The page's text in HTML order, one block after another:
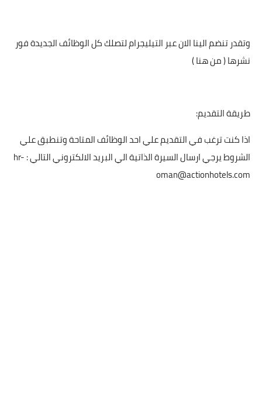
وتقدر تنضم الينا الان عبر التيليجرام لتصلك كل الوظائف الجديدة فور
نشرها ( من هنا )
طريقة التقديم:
اذا كنت ترغب في التقديم علي احد الوظائف المتاحة وتنطبق علي
الشروط يرجي ارسال السيرة الذاتية الي البريد الالكتروني التالي :hr-
oman@actionhotels.com